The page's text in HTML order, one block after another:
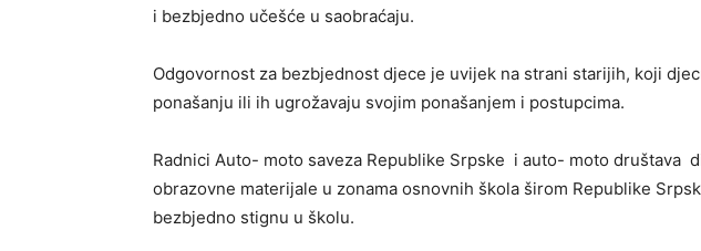
i bezbjedno učešće u saobraćaju.
Odgovornost za bezbjednost djece je uvijek na strani starijih, koji
ponašanju ili ih ugrožavaju svojim ponašanjem i postupcima.
Radnici Auto- moto saveza Republike Srpske i auto- moto društava
obrazovne materijale u zonama osnovnih škola širom Republike
bezbjedno stignu u školu.